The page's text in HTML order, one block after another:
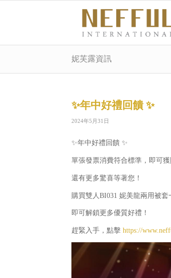
妮芙露資訊
✨年中好禮回饋 ✨
2024年5月31日
✨年中好禮回饋 ✨
單張發票消費符合標準，即可
還有更多驚喜等著您！
購買雙人BI031 妮美龍兩用被套
即可解鎖更多優質好禮！
趕緊入手，點擊 https://